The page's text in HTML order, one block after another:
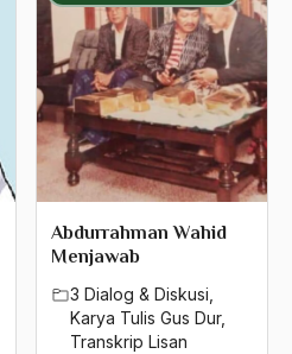
Abdurrahman Wahid
Menjawab
3 Dialog & Diskusi
Karya Tulis Gus Dur,
Transkrip Lisan